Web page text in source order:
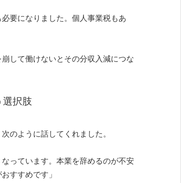
要になりました。個人事業税もあ
して働けないとその分収入減につな
選択肢
のように話してくれました。
っています。本業を辞めるのが不安
すすめです」